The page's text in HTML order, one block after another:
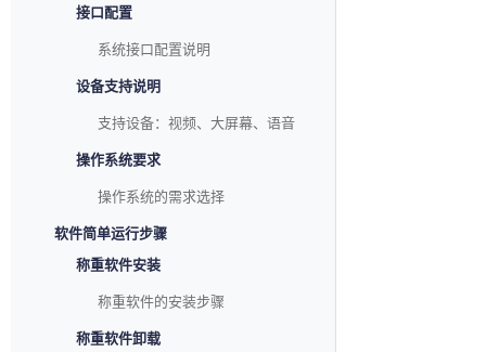
接口配置
系统接口配置说明
设备支持说明
支持设备：视频、大屏幕、语音
操作系统要求
操作系统的需求选择
软件简单运行步骤
称重软件安装
称重软件的安装步骤
称重软件卸载